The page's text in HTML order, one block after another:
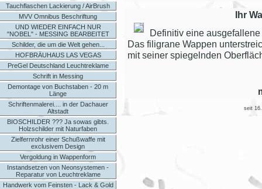
Tauchflaschen Lackierung / AirBrush
MVV Omnibus Beschriftung
UND WIEDER EINFACH NUR
"NOBEL" - MESSING BEARBEITET
Schilder, die um die Welt gehen...
HOFBRÄUHAUS LAS VEGAS
PreGel Deutschland Leuchtreklame
Schrift in Messing
Demontage von Buchstaben - 20 m
Länge
Schriftenmalerei.... in der Dachauer
Altstadt
BIOSCHILDER ??? Ja sowas gibts.
Holzschilder mit Naturfaben
Zielfernrohr einer Schußwaffe mit
exclusivem Design
Vergoldung in Wappenform
Instandsetzen von Neonsystemen -
Reparatur von Leuchtreklame
Handwerk vom Feinsten - Lack & Gold
Ihr
Definitiv eine ausgefallene
Das filigrane Wappen
mit seiner spiegelnden
seit